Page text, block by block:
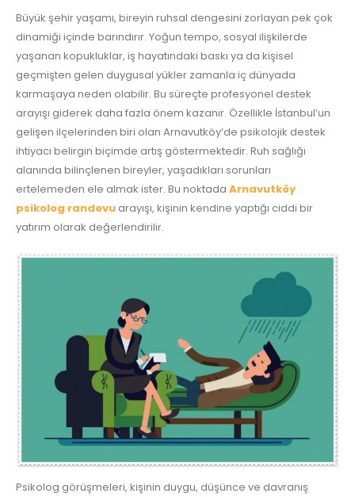
Büyük şehir yaşamı, bireyin ruhsal dengesini zorlayan pek çok
dinamiği içinde barındırır. Yoğun tempo, sosyal ilişkilerde
yaşanan kopukluklar, iş hayatındaki baskı ya da kişisel
geçmişten gelen duygusal yükler zamanla iç dünyada
karmaşaya neden olabilir. Bu süreçte profesyonel destek
arayışı giderek daha fazla önem kazanır. Özellikle İstanbul’un
gelişen ilçelerinden biri olan Arnavutköy’de psikolojik destek
ihtiyacı belirgin biçimde artış göstermektedir. Ruh sağlığı
alanında bilinçlenen bireyler, yaşadıkları sorunları
ertelemeden ele almak ister. Bu noktada Arnavutköy
psikolog randevu arayışı, kişinin kendine yaptığı ciddi bir
yatırım olarak değerlendirilir.
Psikolog görüşmeleri, kişinin duygu, düşünce ve davranış